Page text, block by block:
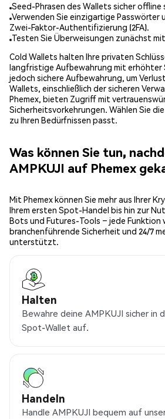
Seed-Phrasen des Wallets sicher offline
Verwenden Sie einzigartige Passwörter
Zwei-Faktor-Authentifizierung (2FA).
Testen Sie Überweisungen zunächst
Cold Wallets halten Ihre privaten
langfristige Aufbewahrung mit erhöhter
jedoch sichere Aufbewahrung, um
Wallets, einschließlich der sicheren
Phemex, bieten Zugriff mit
Sicherheitsvorkehrungen. Wählen Sie
zu Ihren Bedürfnissen passt.
Was können Sie tun,
AMPKUJI auf Phemex
Mit Phemex können Sie mehr aus Ihrer
Ihrem ersten Spot-Handel bis hin zur
Bots und Futures-Tools – jede Funktion
branchenführende Sicherheit und 24/7
unterstützt.
Halten
Bewahre deine AMPKUJI sicher in
Spot-Wallet auf.
Handeln
Handle AMPKUJI bequem auf